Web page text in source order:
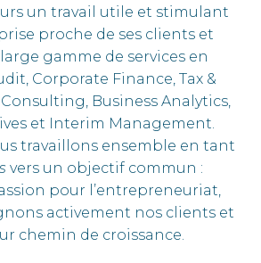
un travail utile et stimulant
proche de ses clients et
gamme de services en
Corporate Finance, Tax &
Business Analytics,
et Interim Management.
travaillons ensemble en tant
vers un objectif commun :
pour l’entrepreneuriat,
activement nos clients et
chemin de croissance.